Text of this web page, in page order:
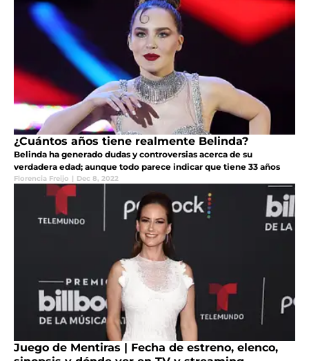
¿Cuántos años tiene realmente Belinda?
Belinda ha generado dudas y controversias acerca de su
verdadera edad; aunque todo parece indicar que tiene 33 años
Florencia Freijo | Dec 8, 2022
Juego de Mentiras | Fecha de estreno, elenco,